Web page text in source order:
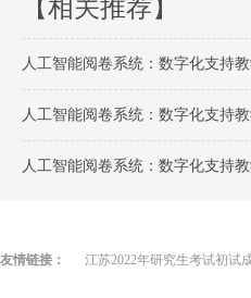
【相关推荐】
人工智能阅卷系统：数字化支持
人工智能阅卷系统：数字化支持
人工智能阅卷系统：数字化支持
友情链接： 江苏2022年研究生考试初试